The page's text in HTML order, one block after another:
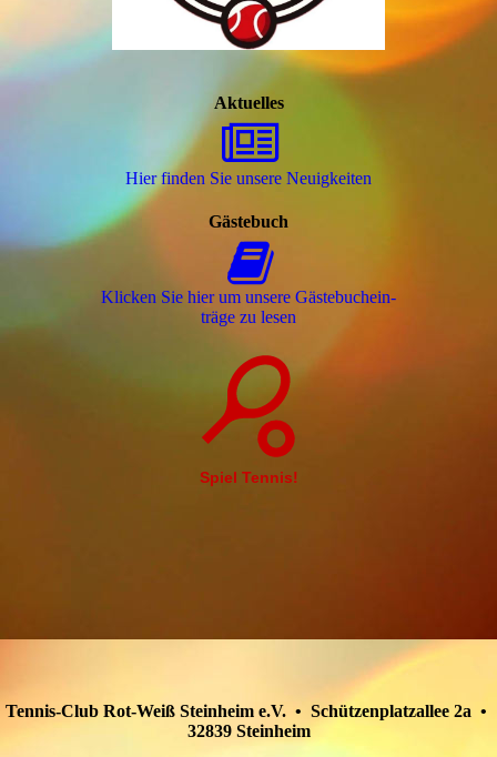
Aktuelles
Hier finden Sie unsere Neuigkeiten
Gästebuch
Klicken Sie hier um unsere Gäs­te­buch­ein­
trä­ge zu lesen
Spiel Tennis!
Tennis-Club Rot-Weiß Steinheim e.V. • Schützenplatzallee 2a •
32839 Steinheim